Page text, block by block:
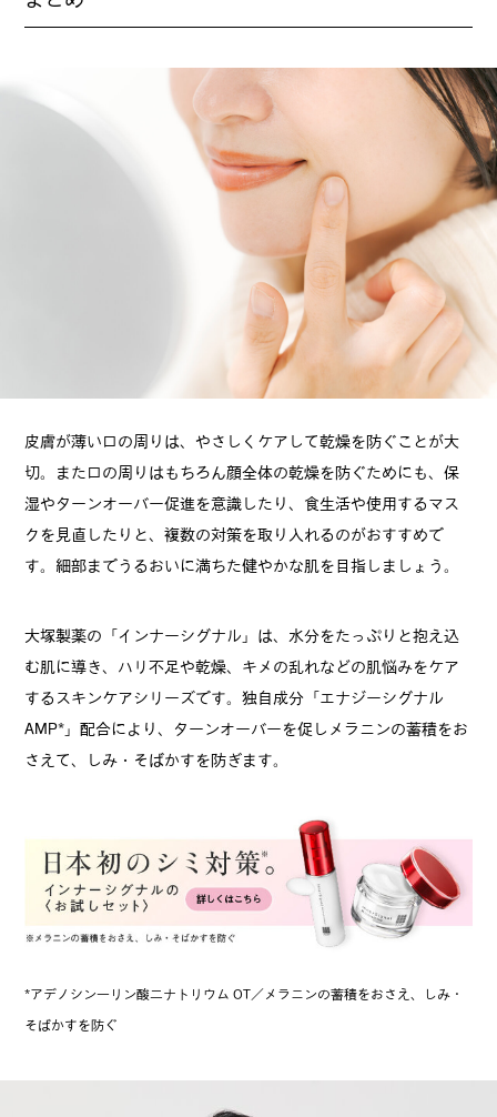
皮膚が薄い口の周りは、やさしくケアして乾燥を防ぐことが大
切。また口の周りはもちろん顔全体の乾燥を防ぐためにも、保
湿やターンオーバー促進を意識したり、食生活や使用するマス
クを見直したりと、複数の対策を取り入れるのがおすすめで
す。細部までうるおいに満ちた健やかな肌を目指しましょう。
大塚製薬の「インナーシグナル」は、水分をたっぷりと抱え込
む肌に導き、ハリ不足や乾燥、キメの乱れなどの肌悩みをケア
するスキンケアシリーズです。独自成分「エナジーシグナル
AMP*」配合により、ターンオーバーを促しメラニンの蓄積をお
さえて、しみ・そばかすを防ぎます。
*アデノシン一リン酸二ナトリウム OT／メラニンの蓄積をおさえ、しみ・
そばかすを防ぐ